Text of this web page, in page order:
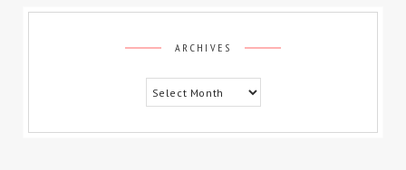
ARCHIVES Archives